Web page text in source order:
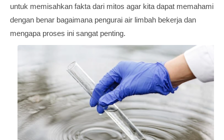
untuk memisahkan fakta dari mitos agar kita dapat memahami
dengan benar bagaimana pengurai air limbah bekerja dan
mengapa proses ini sangat penting.